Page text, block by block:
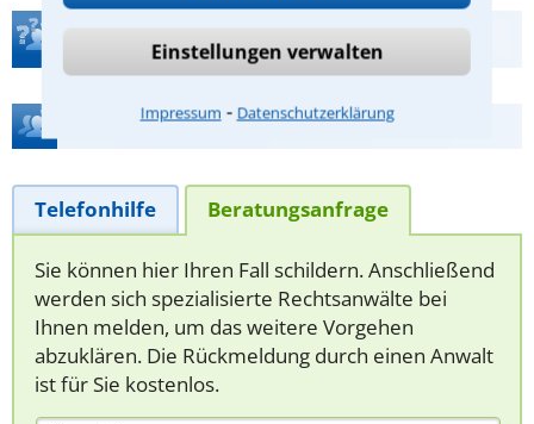
Einstellungen verwalten
Impressum ⁃ Datenschutzerklärung
Teste Dein Rechtswissen
Hilfe bei Ihrer Anwaltsuche?
Telefonhilfe Beratungsanfrage
Sie können hier Ihren Fall schildern. Anschließend
werden sich spezialisierte Rechtsanwälte bei
Ihnen melden, um das weitere Vorgehen
abzuklären. Die Rückmeldung durch einen Anwalt
ist für Sie kostenlos.